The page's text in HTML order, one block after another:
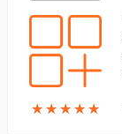
★★★★★
★★★★★